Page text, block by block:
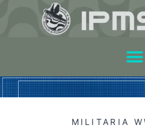
MILITARIA